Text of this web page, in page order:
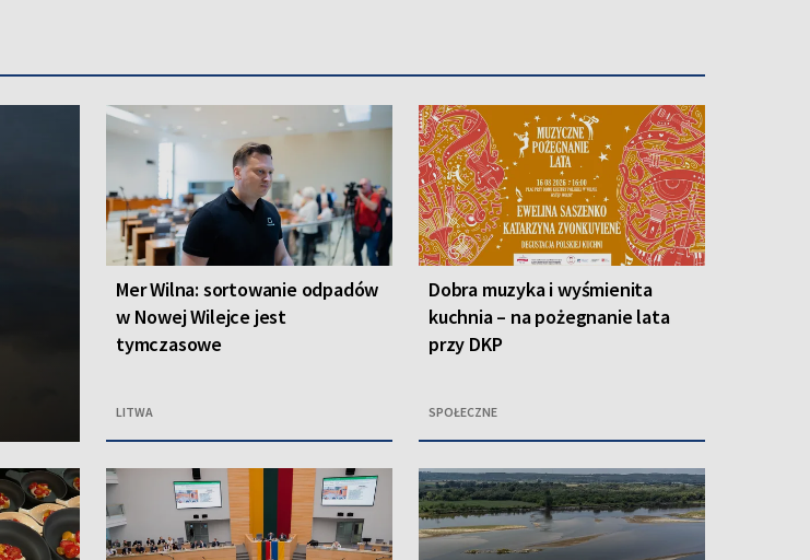
Mer Wilna: sortowanie odpadów
w Nowej Wilejce jest
tymczasowe
LITWA
Dobra muzyka i wyśmienita
kuchnia – na pożegnanie lata
przy DKP
SPOŁECZNE